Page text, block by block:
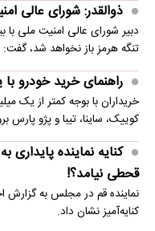
ذوالقدر: شورای عالی
دبیر شورای عالی امنیت ملی با
تنگه هرمز باز نخواهد شد،
راهنمای خرید خودرو
خریداران با بوجه کمتر از یک
کوییک، ساینا، تیبا و پژو پارس
کنایه نماینده
قحطی نیامد؟!
نماینده قم در مجلس به گزارش
کنایه‌آمیز نشان داد.